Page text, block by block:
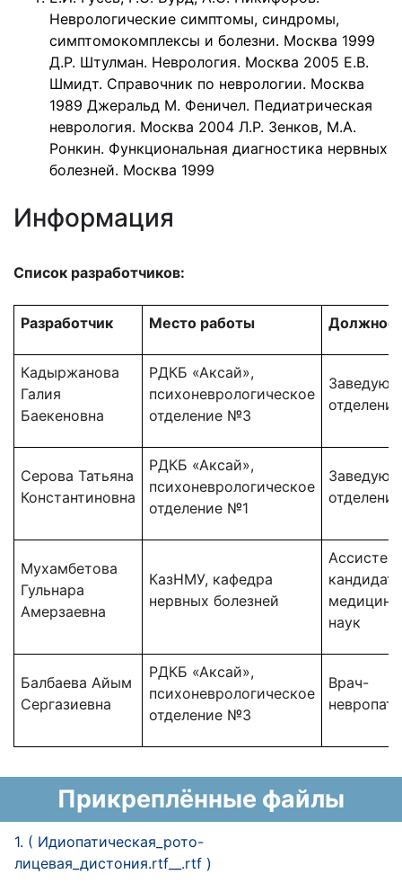
Неврологические симптомы, синдромы,
симптомокомплексы и болезни. Москва 1999
Д.Р. Штулман. Неврология. Москва 2005 Е.В.
Шмидт. Справочник по неврологии. Москва
1989 Джеральд М. Феничел. Педиатрическая
неврология. Москва 2004 Л.Р. Зенков, М.А.
Ронкин. Функциональная диагностика нервных
болезней. Москва 1999
Информация
Список разработчиков:
Разработчик Место работы
Кадыржанова
Галия
Баекеновна
РДКБ «Аксай»,
психоневрологическое
отделение №3
Серова Татьяна
Константиновна
РДКБ «Аксай»,
психоневрологическое
отделение №1
Мухамбетова
Гульнара
Амерзаевна
КазНМУ, кафедра
нервных болезней
кандидат
наук
Балбаева Айым
Сергазиевна
РДКБ «Аксай»,
психоневрологическое
отделение №3
Врач-
Прикреплённые файлы
1. ( Идиопатическая_рото-
лицевая_дистония.rtf__.rtf )